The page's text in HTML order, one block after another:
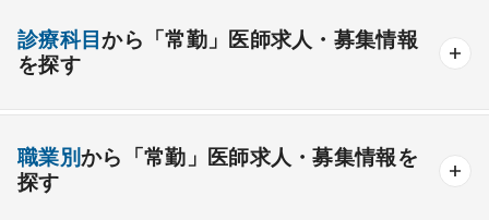
診療科目から「常勤」医師求人・募集情報
を探す
内科系
一般内科 呼吸器内科 消化器内科 循環器内科
職業別から「常勤」医師求人・募集情報を
探す